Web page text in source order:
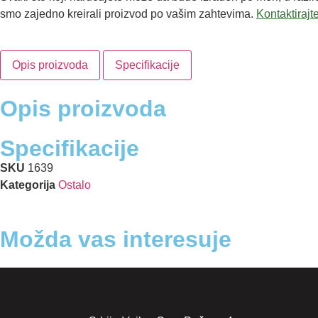
smo zajedno kreirali proizvod po vašim zahtevima.
Opis proizvoda Specifikacije
Opis proizvoda
Specifikacije
SKU 1639
Kategorija Ostalo
Možda vas interesuje